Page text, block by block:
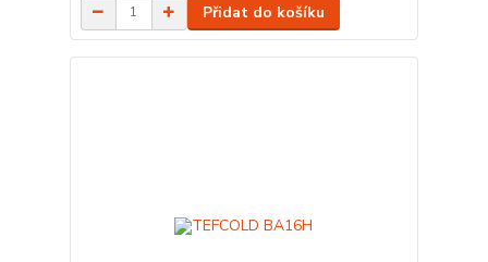
Přidat do košíku